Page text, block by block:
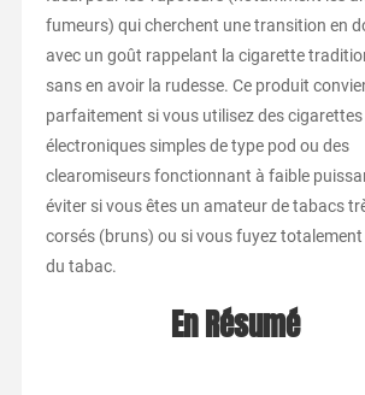
fumeurs) qui cherchent une transition en
avec un goût rappelant la cigarette
sans en avoir la rudesse. Ce produit
parfaitement si vous utilisez des cigarettes
électroniques simples de type pod ou des
clearomiseurs fonctionnant à faible
éviter si vous êtes un amateur de tabacs
corsés (bruns) ou si vous fuyez totalement
du tabac.
En Résumé